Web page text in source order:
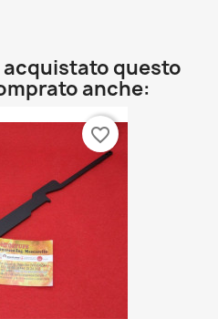
questo
anche:
favorite_border